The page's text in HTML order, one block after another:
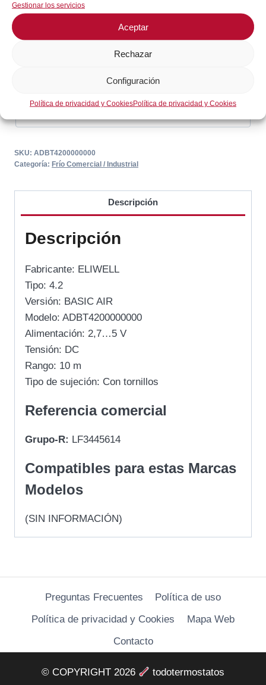
Gestionar los servicios
Aceptar
Rechazar
Configuración
Política de privacidad y CookiesPolítica de privacidad y Cookies
SKU: ADBT4200000000
Categoría: Frío Comercial / Industrial
Descripción
Descripción
Fabricante: ELIWELL
Tipo: 4.2
Versión: BASIC AIR
Modelo: ADBT4200000000
Alimentación: 2,7…5 V
Tensión: DC
Rango: 10 m
Tipo de sujeción: Con tornillos
Referencia comercial
Grupo-R: LF3445614
Compatibles para estas Marcas
Modelos
(SIN INFORMACIÓN)
Preguntas Frecuentes
Política de uso
Política de privacidad y Cookies
Mapa Web
Contacto
© COPYRIGHT 2026 todotermostatos